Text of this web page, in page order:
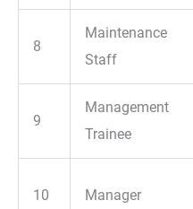
8
Maintenance
Staff
9
Management
Trainee
10 Manager